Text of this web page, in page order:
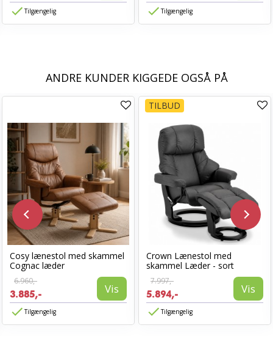
Tilgængelig Tilgængelig
ANDRE KUNDER KIGGEDE OGSÅ PÅ
Cosy lænestol med skammel
Cognac læder
6.960,-
3.885,- Vis
Tilgængelig
TILBUD
Crown Lænestol med
skammel Læder - sort
7.997,-
5.894,- Vis
Tilgængelig